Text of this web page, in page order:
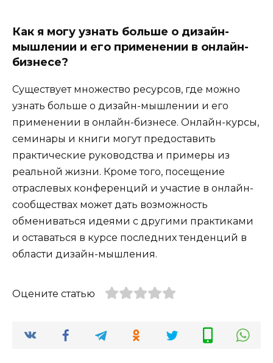
Как я могу узнать больше о дизайн-
мышлении и его применении в онлайн-
бизнесе?
Существует множество ресурсов, где можно
узнать больше о дизайн-мышлении и его
применении в онлайн-бизнесе. Онлайн-курсы,
семинары и книги могут предоставить
практические руководства и примеры из
реальной жизни. Кроме того, посещение
отраслевых конференций и участие в онлайн-
сообществах может дать возможность
обмениваться идеями с другими практиками
и оставаться в курсе последних тенденций в
области дизайн-мышления.
Оцените статью